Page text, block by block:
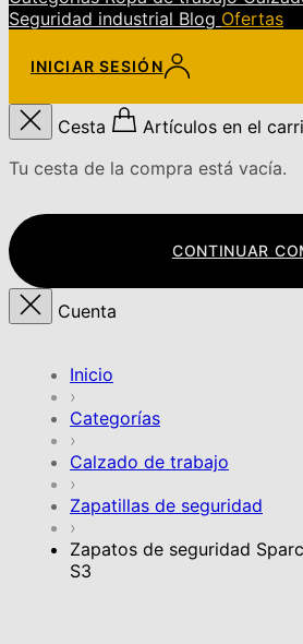
Seguridad industrial Blog Ofertas
INICIAR SESIÓN
Cesta
Artículos en el
Tu cesta de la compra está vacía.
CONTINUAR
Cuenta
Inicio
›
Categorías
›
Calzado de trabajo
›
Zapatillas de seguridad
›
Zapatos de seguridad
S3